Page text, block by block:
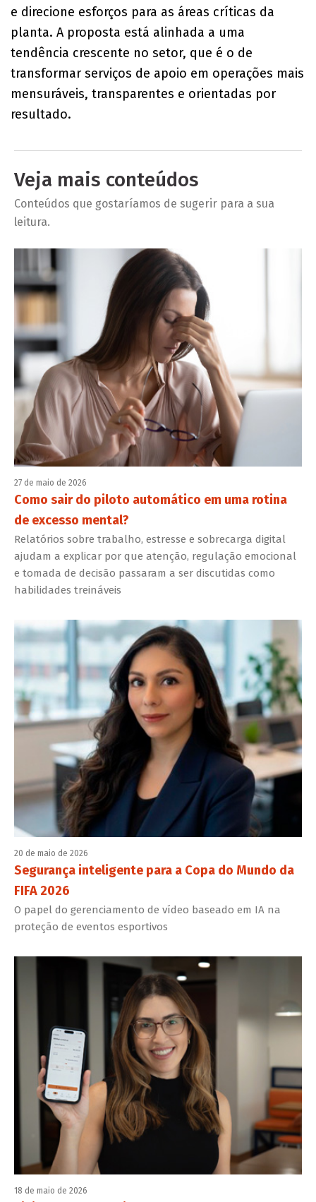
e direcione esforços para as áreas críticas da
planta. A proposta está alinhada a uma
tendência crescente no setor, que é o de
transformar serviços de apoio em operações mais
mensuráveis, transparentes e orientadas por
resultado.
Veja mais conteúdos
Conteúdos que gostaríamos de sugerir para a sua
leitura.
27 de maio de 2026
Como sair do piloto automático em uma rotina
de excesso mental?
Relatórios sobre trabalho, estresse e sobrecarga digital
ajudam a explicar por que atenção, regulação emocional
e tomada de decisão passaram a ser discutidas como
habilidades treináveis
20 de maio de 2026
Segurança inteligente para a Copa do Mundo da
FIFA 2026
O papel do gerenciamento de vídeo baseado em IA na
proteção de eventos esportivos
18 de maio de 2026